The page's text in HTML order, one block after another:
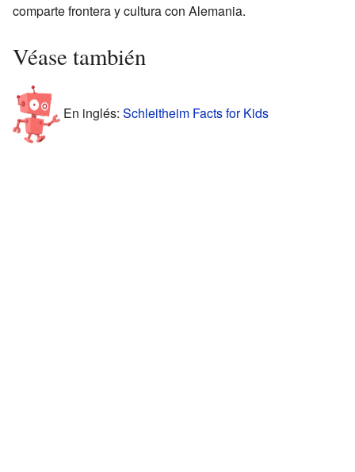
comparte frontera y cultura con Alemania.
Véase también
En inglés: Schleitheim Facts for Kids